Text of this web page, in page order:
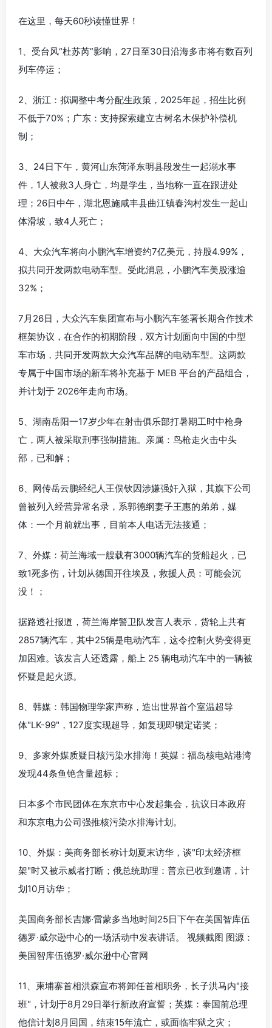
在这里，每天60秒读懂世界！
1、受台风“杜苏芮”影响，27日至30日沿海多市将有数百列
列车停运；
2、浙江：拟调整中考分配生政策，2025年起，招生比例
不低于70%；广东：支持探索建立古树名木保护补偿机
制；
3、24日下午，黄河山东菏泽东明县段发生一起溺水事
件，1人被救3人身亡，均是学生，当地称一直在跟进处
理；26日中午，湖北恩施咸丰县曲江镇春沟村发生一起山
体滑坡，致4人死亡；
4、大众汽车将向小鹏汽车增资约7亿美元，持股4.99%，
拟共同开发两款电动车型。受此消息，小鹏汽车美股涨逾
32%；
7月26日，大众汽车集团宣布与小鹏汽车签署长期合作技术
框架协议，在合作的初期阶段，双方计划面向中国的中型
车市场，共同开发两款大众汽车品牌的电动车型。这两款
专属于中国市场的新车将补充基于 MEB 平台的产品组合，
并计划于 2026年走向市场。
5、湖南岳阳一17岁少年在射击俱乐部打暑期工时中枪身
亡，两人被采取刑事强制措施。亲属：鸟枪走火击中头
部，已和解；
6、网传岳云鹏经纪人王俣钦因涉嫌强奸入狱，其旗下公司
曾被列入经营异常名录，系郭德纲妻子王惠的弟弟，媒
体：一个月前就出事，目前本人电话无法接通；
7、外媒：荷兰海域一艘载有3000辆汽车的货船起火，已
致1死多伤，计划从德国开往埃及，救援人员：可能会沉
没！；
据路透社报道，荷兰海岸警卫队发言人表示，货轮上共有
2857辆汽车，其中25辆是电动汽车，这令控制火势变得更
加困难。该发言人还透露，船上 25 辆电动汽车中的一辆被
怀疑是起火源。
8、韩媒：韩国物理学家声称，造出世界首个室温超导
体"LK-99"，127度实现超导，如复现即锁定诺奖；
9、多家外媒质疑日核污染水排海！英媒：福岛核电站港湾
发现44条鱼铯含量超标；
日本多个市民团体在东京市中心发起集会，抗议日本政府
和东京电力公司强推核污染水排海计划。
10、外媒：美商务部长称计划夏末访华，谈"印太经济框
架"时又被示威者打断；俄总统助理：普京已收到邀请，计
划10月访华；
美国商务部长吉娜·雷蒙多当地时间25日下午在美国智库伍
德罗·威尔逊中心的一场活动中发表讲话。 视频截图 图源：
美国智库伍德罗·威尔逊中心官网
11、柬埔寨首相洪森宣布将卸任首相职务，长子洪马内"接
班"，计划于8月29日举行新政府宣誓；英媒：泰国前总理
他信计划8月回国，结束15年流亡，或面临牢狱之灾；